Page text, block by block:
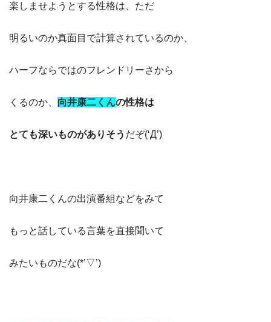
楽しませようとする性格は、ただ
明るいのか真面目で計算されているのか、
ハーフならではのフレンドリーさから
くるのか、 向井康二くんの性格は
とても深いものがありそう だぞ(‘Д’)
向井康二くんの出演番組などをみて
もっと話している言葉を直接聞いて
みたいものだな(*’▽’)